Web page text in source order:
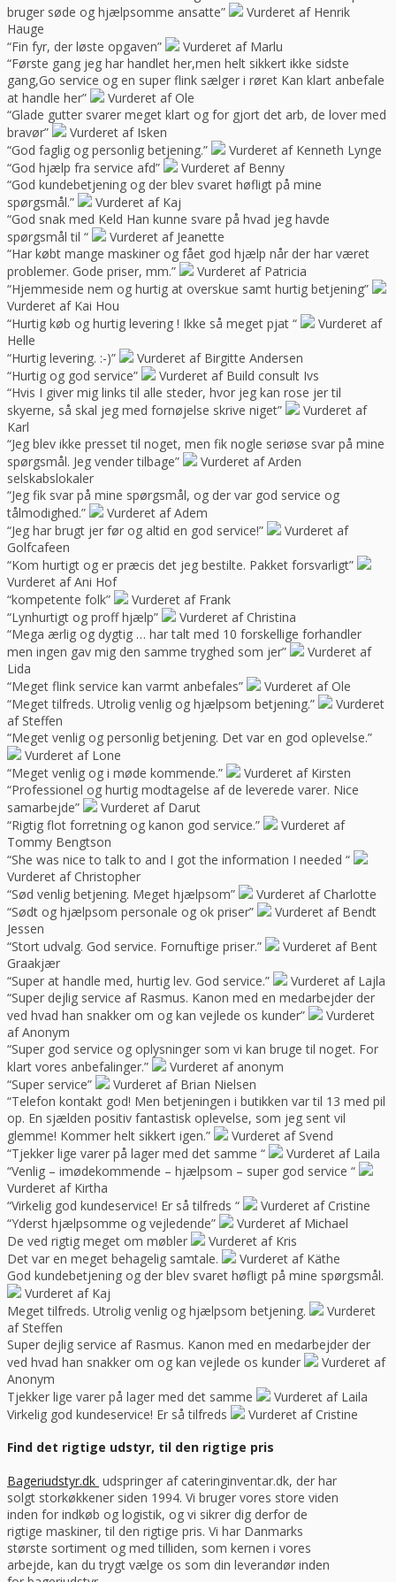
bruger søde og hjælpsomme ansatte”
Vurderet af Henrik
Hauge
“Fin fyr, der løste opgaven”
Vurderet af Marlu
“Første gang jeg har handlet her,men helt sikkert ikke sidste
gang,Go service og en super flink sælger i røret Kan klart anbefale
at handle her”
Vurderet af Ole
“Glade gutter svarer meget klart og for gjort det arb, de lover med
bravør”
Vurderet af Isken
“God faglig og personlig betjening.”
Vurderet af Kenneth Lynge
“God hjælp fra service afd”
Vurderet af Benny
“God kundebetjening og der blev svaret høfligt på mine
spørgsmål.”
Vurderet af Kaj
“God snak med Keld Han kunne svare på hvad jeg havde
spørgsmål til “
Vurderet af Jeanette
“Har købt mange maskiner og fået god hjælp når der har været
problemer. Gode priser, mm.”
Vurderet af Patricia
“Hjemmeside nem og hurtig at overskue samt hurtig betjening”
Vurderet af Kai Hou
“Hurtig køb og hurtig levering ! Ikke så meget pjat “
Vurderet af
Helle
“Hurtig levering. :-)”
Vurderet af Birgitte Andersen
“Hurtig og god service”
Vurderet af Build consult Ivs
“Hvis I giver mig links til alle steder, hvor jeg kan rose jer til
skyerne, så skal jeg med fornøjelse skrive niget”
Vurderet af
Karl
“Jeg blev ikke presset til noget, men fik nogle seriøse svar på mine
spørgsmål. Jeg vender tilbage”
Vurderet af Arden
selskabslokaler
“Jeg fik svar på mine spørgsmål, og der var god service og
tålmodighed.”
Vurderet af Adem
“Jeg har brugt jer før og altid en god service!”
Vurderet af
Golfcafeen
“Kom hurtigt og er præcis det jeg bestilte. Pakket forsvarligt”
Vurderet af Ani Hof
“kompetente folk”
Vurderet af Frank
“Lynhurtigt og proff hjælp”
Vurderet af Christina
“Mega ærlig og dygtig … har talt med 10 forskellige forhandler
men ingen gav mig den samme tryghed som jer”
Vurderet af
Lida
“Meget flink service kan varmt anbefales”
Vurderet af Ole
“Meget tilfreds. Utrolig venlig og hjælpsom betjening.”
Vurderet
af Steffen
“Meget venlig og personlig betjening. Det var en god oplevelse.”
Vurderet af Lone
“Meget venlig og i møde kommende.”
Vurderet af Kirsten
“Professionel og hurtig modtagelse af de leverede varer. Nice
samarbejde”
Vurderet af Darut
“Rigtig flot forretning og kanon god service.”
Vurderet af
Tommy Bengtson
“She was nice to talk to and I got the information I needed “
Vurderet af Christopher
“Sød venlig betjening. Meget hjælpsom”
Vurderet af Charlotte
“Sødt og hjælpsom personale og ok priser”
Vurderet af Bendt
Jessen
“Stort udvalg. God service. Fornuftige priser.”
Vurderet af Bent
Graakjær
“Super at handle med, hurtig lev. God service.”
Vurderet af Lajla
“Super dejlig service af Rasmus. Kanon med en medarbejder der
ved hvad han snakker om og kan vejlede os kunder”
Vurderet
af Anonym
“Super god service og oplysninger som vi kan bruge til noget. For
klart vores anbefalinger.”
Vurderet af anonym
“Super service”
Vurderet af Brian Nielsen
“Telefon kontakt god! Men betjeningen i butikken var til 13 med pil
op. En sjælden positiv fantastisk oplevelse, som jeg sent vil
glemme! Kommer helt sikkert igen.”
Vurderet af Svend
“Tjekker lige varer på lager med det samme “
Vurderet af Laila
“Venlig – imødekommende – hjælpsom – super god service “
Vurderet af Kirtha
“Virkelig god kundeservice! Er så tilfreds “
Vurderet af Cristine
“Yderst hjælpsomme og vejledende”
Vurderet af Michael
De ved rigtig meget om møbler
Vurderet af Kris
Det var en meget behagelig samtale.
Vurderet af Käthe
God kundebetjening og der blev svaret høfligt på mine spørgsmål.
Vurderet af Kaj
Meget tilfreds. Utrolig venlig og hjælpsom betjening.
Vurderet
af Steffen
Super dejlig service af Rasmus. Kanon med en medarbejder der
ved hvad han snakker om og kan vejlede os kunder
Vurderet af
Anonym
Tjekker lige varer på lager med det samme
Vurderet af Laila
Virkelig god kundeservice! Er så tilfreds
Vurderet af Cristine
Find det rigtige udstyr, til den rigtige pris
Bageriudstyr.dk udspringer af cateringinventar.dk, der har
solgt storkøkkener siden 1994. Vi bruger vores store viden
inden for indkøb og logistik, og vi sikrer dig derfor de
rigtige maskiner, til den rigtige pris. Vi har Danmarks
største sortiment og med tilliden, som kernen i vores
arbejde, kan du trygt vælge os som din leverandør inden